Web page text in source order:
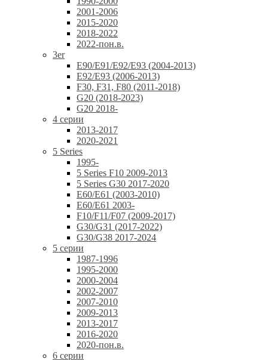
2001-2006
2015-2020
2018-2022
2022-пон.в.
3er
E90/E91/E92/E93 (2004-2013)
E92/E93 (2006-2013)
F30, F31, F80 (2011-2018)
G20 (2018-2023)
G20 2018-
4 серии
2013-2017
2020-2021
5 Series
1995-
5 Series F10 2009-2013
5 Series G30 2017-2020
E60/E61 (2003-2010)
E60/E61 2003-
F10/F11/F07 (2009-2017)
G30/G31 (2017-2022)
G30/G38 2017-2024
5 серии
1987-1996
1995-2000
2000-2004
2002-2007
2007-2010
2009-2013
2013-2017
2016-2020
2020-пон.в.
6 серии